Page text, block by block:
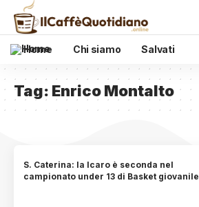
Home Chi siamo Salvati
Tag: Enrico Montalto
S. Caterina: la Icaro è seconda nel
campionato under 13 di Basket giovanile